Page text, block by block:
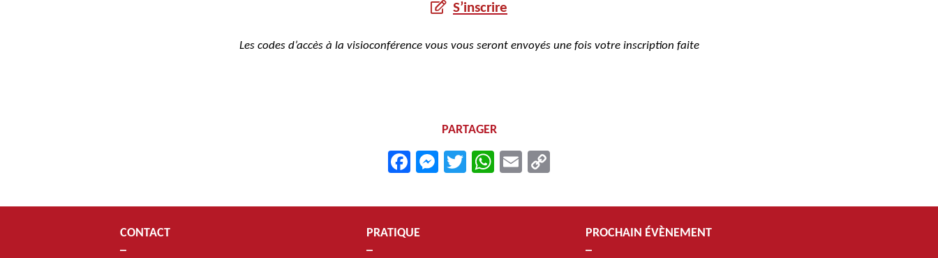
S’inscrire
Les codes d’accès à la visioconférence vous vous seront envoyés une fois votre inscription faite
PARTAGER
Facebook
Messenger
TwitterWhatsApp
Email
CONTACT PRATIQUE PROCHAIN ÉVÈNEMENT